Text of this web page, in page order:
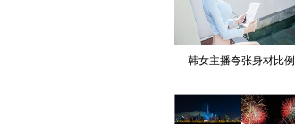
韩女主播夸张身材比例